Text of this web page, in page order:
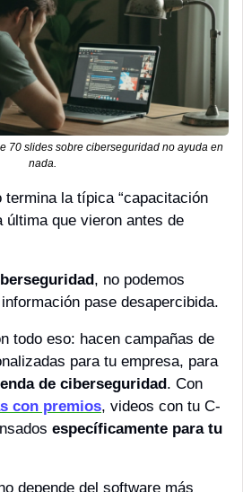
70 slides sobre ciberseguridad no ayuda en
nada.
termina la típica “capacitación
última que vieron antes de
, no podemos
pase desapercibida.
todo eso: hacen campañas de
de ciberseguridad. Con
con premios, videos con tu C-
específicamente para tu
depende del software más